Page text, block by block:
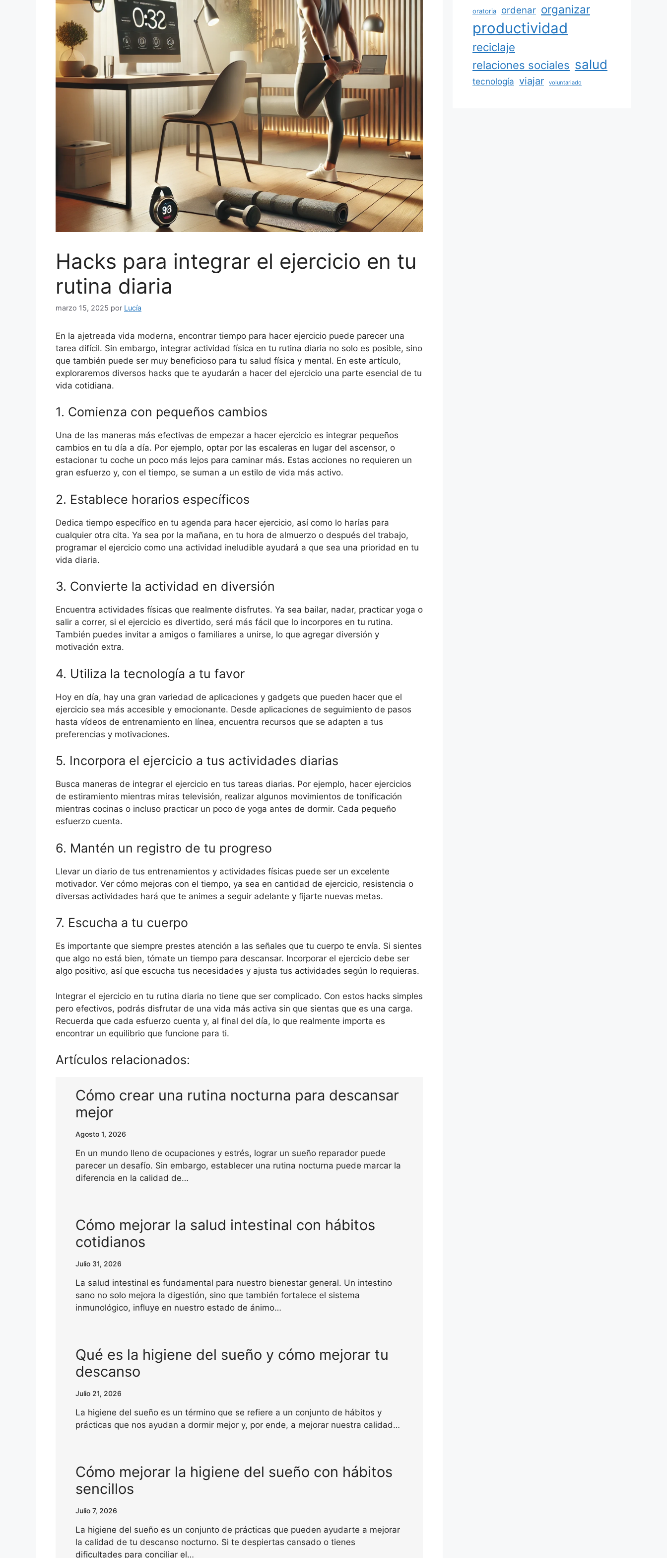
Hacks para integrar el ejercicio en tu
rutina diaria
marzo 15, 2025 por Lucía
En la ajetreada vida moderna, encontrar tiempo para hacer ejercicio puede parecer una
tarea difícil. Sin embargo, integrar actividad física en tu rutina diaria no solo es posible, sino
que también puede ser muy beneficioso para tu salud física y mental. En este artículo,
exploraremos diversos hacks que te ayudarán a hacer del ejercicio una parte esencial de tu
vida cotidiana.
1. Comienza con pequeños cambios
Una de las maneras más efectivas de empezar a hacer ejercicio es integrar pequeños
cambios en tu día a día. Por ejemplo, optar por las escaleras en lugar del ascensor, o
estacionar tu coche un poco más lejos para caminar más. Estas acciones no requieren un
gran esfuerzo y, con el tiempo, se suman a un estilo de vida más activo.
2. Establece horarios específicos
Dedica tiempo específico en tu agenda para hacer ejercicio, así como lo harías para
cualquier otra cita. Ya sea por la mañana, en tu hora de almuerzo o después del trabajo,
programar el ejercicio como una actividad ineludible ayudará a que sea una prioridad en tu
vida diaria.
3. Convierte la actividad en diversión
Encuentra actividades físicas que realmente disfrutes. Ya sea bailar, nadar, practicar yoga o
salir a correr, si el ejercicio es divertido, será más fácil que lo incorpores en tu rutina.
También puedes invitar a amigos o familiares a unirse, lo que agregar diversión y
motivación extra.
4. Utiliza la tecnología a tu favor
Hoy en día, hay una gran variedad de aplicaciones y gadgets que pueden hacer que el
ejercicio sea más accesible y emocionante. Desde aplicaciones de seguimiento de pasos
hasta vídeos de entrenamiento en línea, encuentra recursos que se adapten a tus
preferencias y motivaciones.
5. Incorpora el ejercicio a tus actividades diarias
Busca maneras de integrar el ejercicio en tus tareas diarias. Por ejemplo, hacer ejercicios
de estiramiento mientras miras televisión, realizar algunos movimientos de tonificación
mientras cocinas o incluso practicar un poco de yoga antes de dormir. Cada pequeño
esfuerzo cuenta.
6. Mantén un registro de tu progreso
Llevar un diario de tus entrenamientos y actividades físicas puede ser un excelente
motivador. Ver cómo mejoras con el tiempo, ya sea en cantidad de ejercicio, resistencia o
diversas actividades hará que te animes a seguir adelante y fijarte nuevas metas.
7. Escucha a tu cuerpo
Es importante que siempre prestes atención a las señales que tu cuerpo te envía. Si sientes
que algo no está bien, tómate un tiempo para descansar. Incorporar el ejercicio debe ser
algo positivo, así que escucha tus necesidades y ajusta tus actividades según lo requieras.
Integrar el ejercicio en tu rutina diaria no tiene que ser complicado. Con estos hacks simples
pero efectivos, podrás disfrutar de una vida más activa sin que sientas que es una carga.
Recuerda que cada esfuerzo cuenta y, al final del día, lo que realmente importa es
encontrar un equilibrio que funcione para ti.
Artículos relacionados:
Cómo crear una rutina nocturna para descansar
mejor
Agosto 1, 2026
En un mundo lleno de ocupaciones y estrés, lograr un sueño reparador puede
parecer un desafío. Sin embargo, establecer una rutina nocturna puede marcar la
diferencia en la calidad de…
Cómo mejorar la salud intestinal con hábitos
cotidianos
Julio 31, 2026
La salud intestinal es fundamental para nuestro bienestar general. Un intestino
sano no solo mejora la digestión, sino que también fortalece el sistema
inmunológico, influye en nuestro estado de ánimo…
Qué es la higiene del sueño y cómo mejorar tu
descanso
Julio 21, 2026
La higiene del sueño es un término que se refiere a un conjunto de hábitos y
prácticas que nos ayudan a dormir mejor y, por ende, a mejorar nuestra calidad…
Cómo mejorar la higiene del sueño con hábitos
sencillos
Julio 7, 2026
La higiene del sueño es un conjunto de prácticas que pueden ayudarte a mejorar
la calidad de tu descanso nocturno. Si te despiertas cansado o tienes
dificultades para conciliar el…
oratoria ordenar organizar
productividad
reciclaje
relaciones sociales salud
tecnología viajar voluntariado